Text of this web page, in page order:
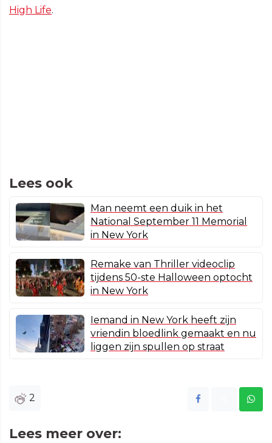
High Life.
Lees ook
Man neemt een duik in het
National September 11 Memorial
in New York
Remake van Thriller videoclip
tijdens 50-ste Halloween optocht
in New York
Iemand in New York heeft zijn
vriendin bloedlink gemaakt en nu
liggen zijn spullen op straat
2
Lees meer over: